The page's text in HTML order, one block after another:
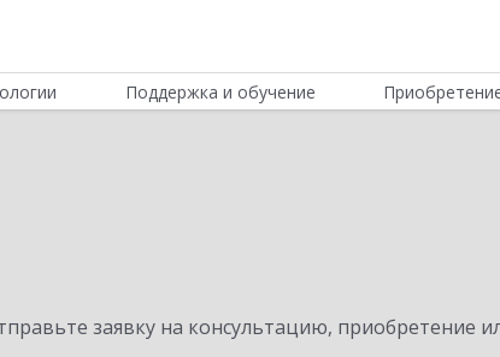
Поддержка и обучение
заявку на консультацию, приобретение